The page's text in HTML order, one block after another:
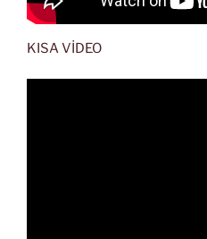
KISA VİDEO